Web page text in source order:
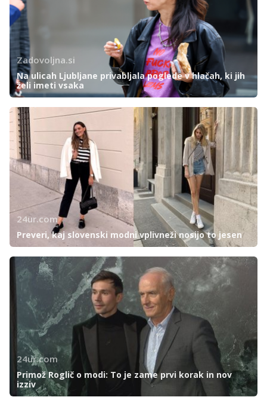
Zadovoljna.si
Na ulicah Ljubljane privabljala poglede v hlačah, ki jih
želi imeti vsaka
24ur.com
Preveri, kaj slovenski modni vplivneži nosijo to jesen
24ur.com
Primož Roglič o modi: To je zame prvi korak in nov
izziv